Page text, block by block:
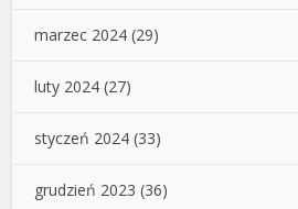
marzec 2024 (29)
luty 2024 (27)
styczeń 2024 (33)
grudzień 2023 (36)